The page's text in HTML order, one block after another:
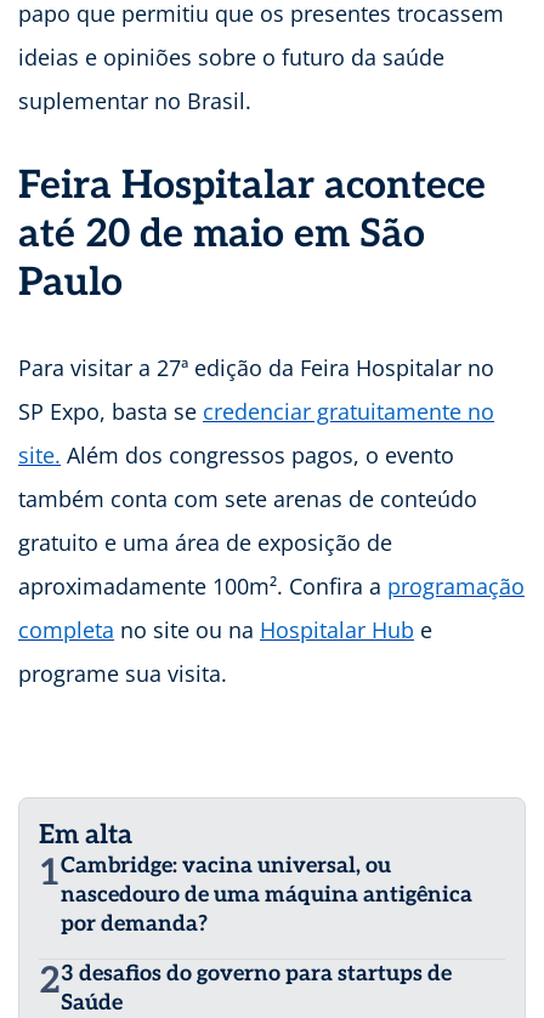
papo que permitiu que os presentes trocassem
ideias e opiniões sobre o futuro da saúde
suplementar no Brasil.
Feira Hospitalar acontece
até 20 de maio em São
Paulo
Para visitar a 27ª edição da Feira Hospitalar no
SP Expo, basta se credenciar gratuitamente no
site. Além dos congressos pagos, o evento
também conta com sete arenas de conteúdo
gratuito e uma área de exposição de
aproximadamente 100m². Confira a programação
completa no site ou na Hospitalar Hub e
programe sua visita.
Em alta
1Cambridge: vacina universal, ou
nascedouro de uma máquina antigênica
por demanda?
23 desafios do governo para startups de
Saúde